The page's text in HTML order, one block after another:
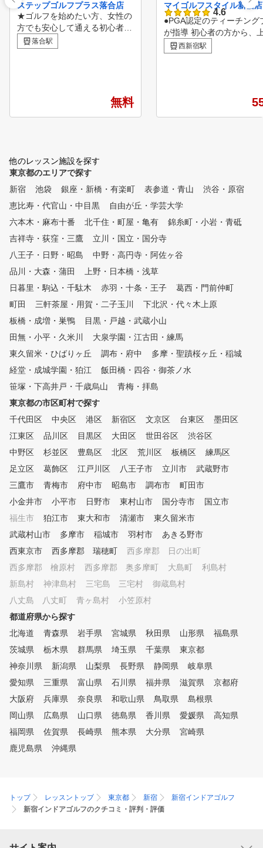
ステップゴルフプラス落合店
★ゴルフを始めたい方、女性の
方でも安心して通える初心者プ
ログラムも充実!!～無料体験予
約受付中!!～ ★新規入会いただ
ゴルフクラブ&シューズは無料
レンタルあり！ ★全打席スイ
★ライフスタイルに合わせた3
つの料金プランをご用意
落合駅
無料
マイゴルフスタイル新宿店
4.6
●PGA認定のティーチング
が指導 初心者の方から、
者の方まで幅広く確かな
ンを提供いたします。 ●ク
9月から全打席にスクリー
西新宿駅
他のレッスン施設を探す
東京都のエリアで探す
新宿
池袋 銀座・新橋・有楽町 表参道・青山
渋谷・原宿
恵比寿・代官山・中目黒
自由が丘・学芸大学
六本木・麻布十番
北千住・町屋・亀有
錦糸町・小岩・青砥
吉祥寺・荻窪・三鷹
立川・国立・国分寺
八王子・日野・昭島
中野・高円寺・阿佐ヶ谷
品川・大森・蒲田
上野・日本橋・浅草
日暮里・駒込・千駄木
赤羽・十条・王子
葛西・門前仲町
町田
三軒茶屋・用賀・二子玉川
下北沢・代々木上原
板橋・成増・巣鴨
目黒・戸越・武蔵小山
田無・小平・久米川
大泉学園・江古田・練馬
東久留米・ひばりヶ丘
調布・府中
多摩・聖蹟桜ヶ丘・稲城
経堂・成城学園・狛江
飯田橋・四谷・御茶ノ水
笹塚・下高井戸・千歳烏山
青梅・拝島
東京都の市区町村で探す
千代田区
中央区 港区 新宿区 文京区 台東区
墨田区
江東区
品川区 目黒区 大田区 世田谷区
渋谷区
中野区
杉並区 豊島区 北区 荒川区 板橋区
練馬区
足立区
葛飾区 江戸川区 八王子市 立川市
武蔵野市
三鷹市
青梅市 府中市 昭島市 調布市
町田市
小金井市
小平市 日野市 東村山市 国分寺市
国立市
福生市
狛江市 東大和市 清瀬市
東久留米市
武蔵村山市
多摩市 稲城市 羽村市
あきる野市
西東京市
西多摩郡 瑞穂町
西多摩郡 日の出町
西多摩郡 檜原村
西多摩郡 奥多摩町 大島町
利島村
新島村
神津島村 三宅島 三宅村
御蔵島村
八丈島 八丈町
青ヶ島村
小笠原村
都道府県から探す
北海道
青森県 岩手県 宮城県 秋田県 山形県
福島県
茨城県
栃木県 群馬県 埼玉県 千葉県
東京都
神奈川県
新潟県 山梨県 長野県 静岡県
岐阜県
愛知県
三重県 富山県 石川県 福井県 滋賀県
京都府
大阪府
兵庫県 奈良県 和歌山県 鳥取県
島根県
岡山県
広島県 山口県 徳島県 香川県 愛媛県
高知県
福岡県
佐賀県 長崎県 熊本県 大分県
宮崎県
鹿児島県
沖縄県
トップ レッスントップ 東京都 新宿
新宿インドアゴルフ
新宿インドアゴルフのクチコミ・評判・評価